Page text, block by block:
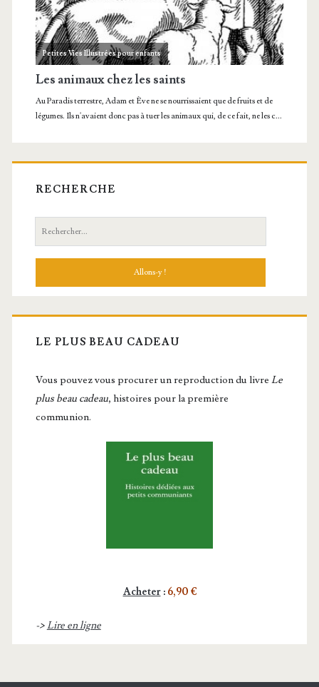
RECHERCHE
Recherche:
LE PLUS BEAU CADEAU
Vous pou­vez vous pro­cu­rer un repro­duc­tion du livre Le
plus beau cadeau, histoires pour la première
communion.
Acheter: 6,90 €
->Lire en ligne